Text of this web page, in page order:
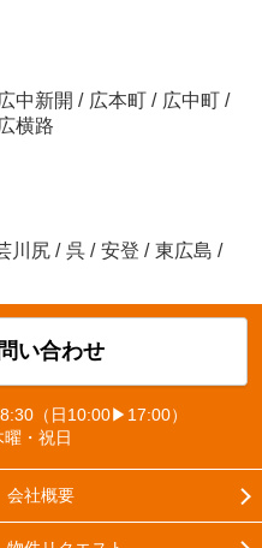
広中新開 / 広本町 / 広中町 /
広横路
川尻 / 呉 / 安登 / 東広島 /
い合わせ
（日10:00▶17:00）
曜・祝日
会社概要